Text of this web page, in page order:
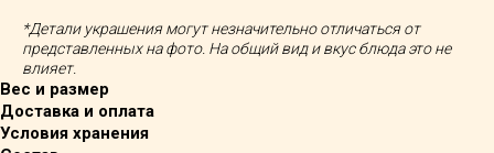
*Детали украшения могут незначительно отличаться от
представленных на фото. На общий вид и вкус блюда это не
влияет.
Вес и размер
Доставка и оплата
Условия хранения